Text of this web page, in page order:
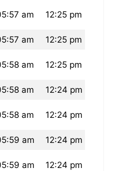
am 12:25 pm
am 12:25 pm
am 12:25 pm
am 12:24 pm
am 12:24 pm
am 12:24 pm
am 12:24 pm